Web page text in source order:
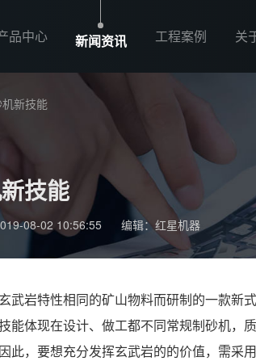
品中心 新闻资讯 工程案例 关
新技能
技能
08-02 10:56:55 编辑：红星机器
武岩特性相同的矿山物料而研制的一款新式
能体现在设计、做工都不同常规制砂机，
此，要想充分发挥玄武岩的的价值，需采